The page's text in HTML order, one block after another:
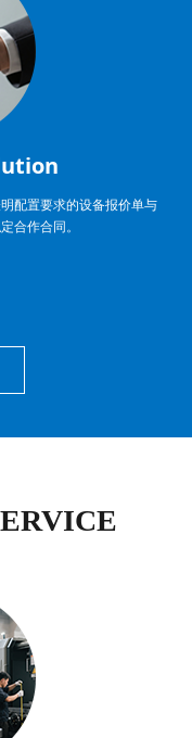
配置要求的设备报价单与
合作合同。